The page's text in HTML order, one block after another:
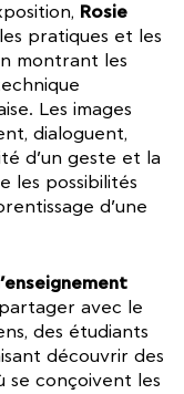
Rosie
pratiques et les
montrant les
Les images
dialoguent,
d’un geste et la
les possibilités
d’une
avec le
des étudiants
découvrir des
se conçoivent les